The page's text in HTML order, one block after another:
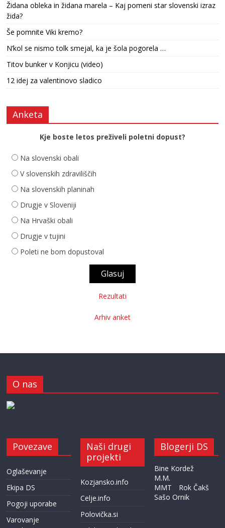
Židana obleka in židana marela – Kaj pomeni star slovenski izraz
žida?
Še pomnite Viki kremo?
N’kol se nismo tolk smejal, ka je šola pogorela …
Titov bunker v Konjicu (video)
12 idej za valentinovo sladico
Anketa
Kje boste letos preživeli poletni dopust?
Na slovenski obali
V slovenskih zdraviliščih
Na slovenskih planinah
Drugje v Sloveniji
Na Hrvaški obali
Drugje v tujini
Poleti ne bom dopustoval
Rezultati
Arhiv anket
O nas
Povezave
Oglaševanje
Ekipa DS
Pogoji uporabe
Varovanje
Naši drugi
projekti
Kozjansko.info
Celje.info
Polovička.si
Blogerji DS
Bine Kordež
M.M.
MMT
Rok Čakš
Sašo Ornik